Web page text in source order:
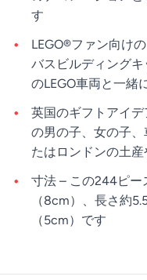
す
LEGO®ファン向け
バスビルディング
のLEGO車両と一緒
英国のギフトアイ
の男の子、女の子
たはロンドンの土
寸法 – この244ピー
（8cm）、長さ約
（5cm）です